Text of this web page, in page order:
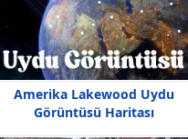
Amerika Lakewood Uydu
Görüntüsü Haritası